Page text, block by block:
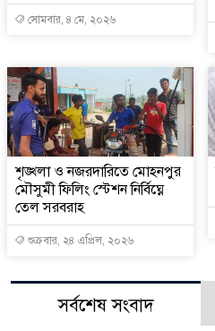
সোমবার, ৪ মে, ২০২৬
শৃঙ্খলা ও নজরদারিতে মোহনপুর
মৌসুমী ফিলিং স্টেশন নির্বিঘ্নে
তেল সরবরাহ
শুক্রবার, ২৪ এপ্রিল, ২০২৬
সর্বশেষ সংবাদ